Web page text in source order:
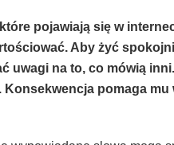
pojawiają się w
Aby żyć
uwagi na to, co mówią
pomaga mu